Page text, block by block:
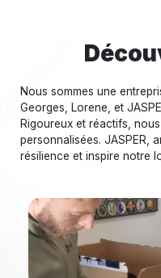
Nous sommes une
Georges, Lorene, et
Rigoureux et réactifs,
personnalisées. JASPER,
résilience et inspire notre